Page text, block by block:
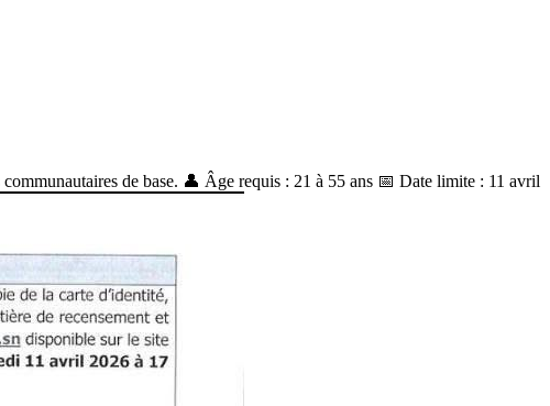
de base. 👤 Âge requis : 21 à 55 ans 📅 Date limite : 11 avril